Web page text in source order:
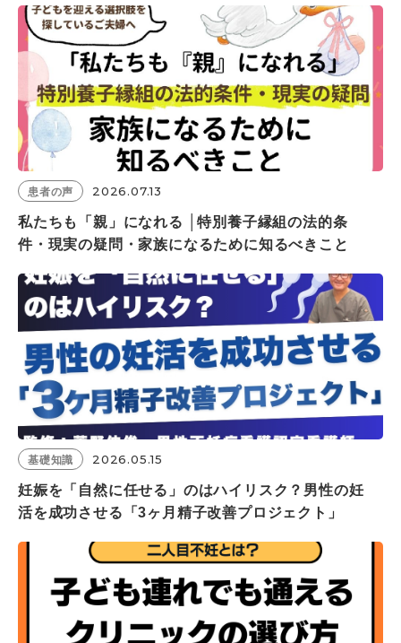
患者の声 2026.07.13
私たちも「親」になれる │特別養子縁組の法的条
件・現実の疑問・家族になるために知るべきこと
基礎知識 2026.05.15
妊娠を「自然に任せる」のはハイリスク？男性の妊
活を成功させる「3ヶ月精子改善プロジェクト」